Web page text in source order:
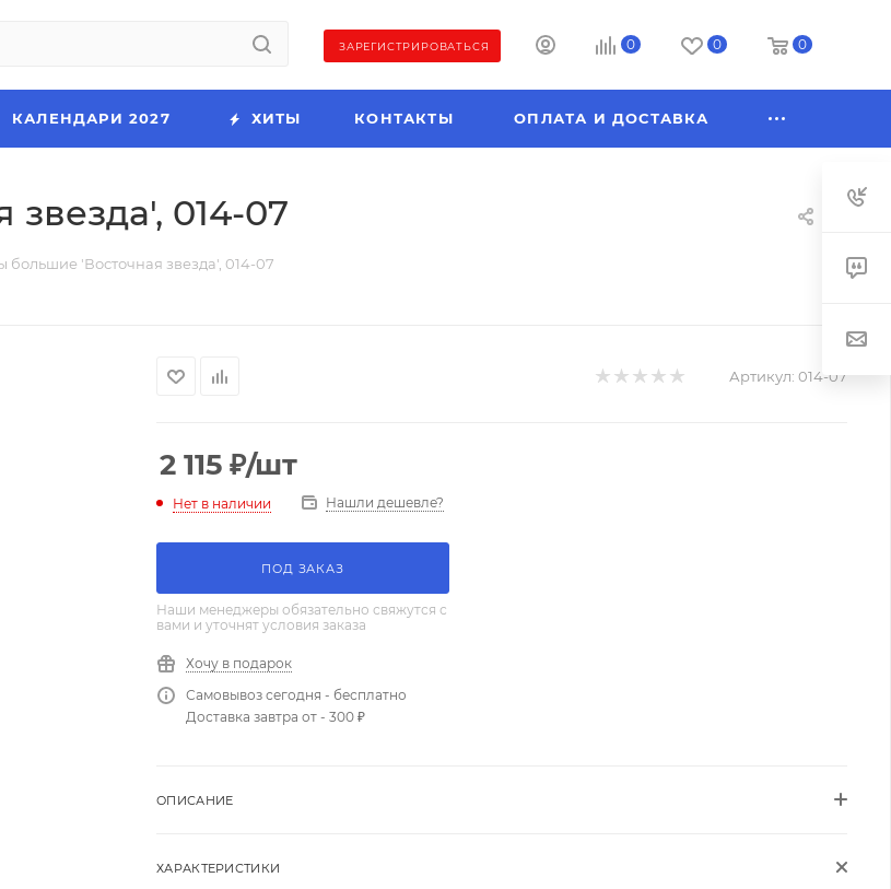
ЗАРЕГИСТРИРОВАТЬСЯ 0 0 0
КАЛЕНДАРИ 2027 ХИТЫ КОНТАКТЫ ОПЛАТА И ДОСТАВКА
014-07
большие 'Восточная звезда', 014-07
Артикул: 014-07
2 115 ₽/шт
Нет в наличии Нашли дешевле?
ПОД ЗАКАЗ
Наши менеджеры обязательно свяжутся с
вами и уточнят условия заказа
Хочу в подарок
Самовывоз сегодня - бесплатно
Доставка завтра от - 300 ₽
ОПИСАНИЕ
ХАРАКТЕРИСТИКИ